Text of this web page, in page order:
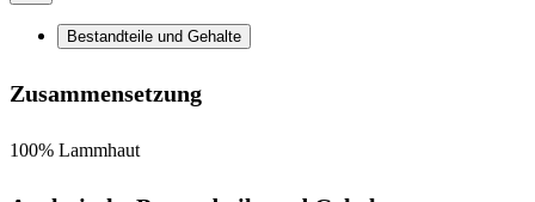
Bestandteile und Gehalte
Zusammensetzung
100% Lammhaut